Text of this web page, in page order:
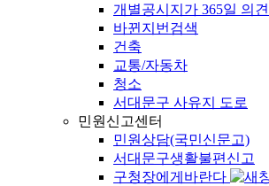
개별공시지가 365일 의
바뀐지번검색
건축
교통/자동차
청소
서대문구 사유지 도로
민원신고센터
민원상담(국민신문고)
서대문구생활불편신고
구청장에게바란다